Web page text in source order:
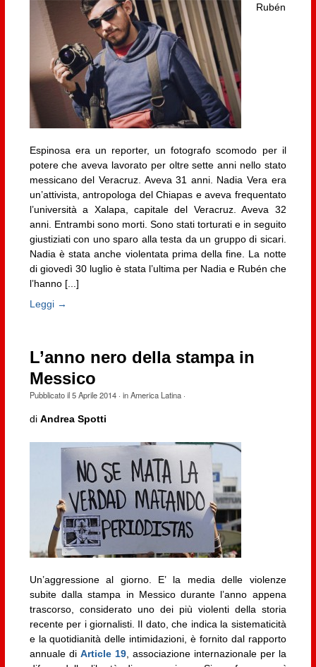
Rubén
Espinosa era un reporter, un fotografo scomodo per il
potere che aveva lavorato per oltre sette anni nello stato
messicano del Veracruz. Aveva 31 anni. Nadia Vera era
un’attivista, antropologa del Chiapas e aveva frequentato
l’università a Xalapa, capitale del Veracruz. Aveva 32
anni. Entrambi sono morti. Sono stati torturati e in seguito
giustiziati con uno sparo alla testa da un gruppo di sicari.
Nadia è stata anche violentata prima della fine. La notte
di giovedì 30 luglio è stata l’ultima per Nadia e Rubén che
l’hanno [...]
Leggi →
L’anno nero della stampa in
Messico
Pubblicato il5 Aprile 2014· inAmerica Latina·
di Andrea Spotti
Un’aggressione al giorno. E’ la media delle violenze
subite dalla stampa in Messico durante l’anno appena
trascorso, considerato uno dei più violenti della storia
recente per i giornalisti. Il dato, che indica la sistematicità
e la quotidianità delle intimidazioni, è fornito dal rapporto
annuale di Article 19, associazione internazionale per la